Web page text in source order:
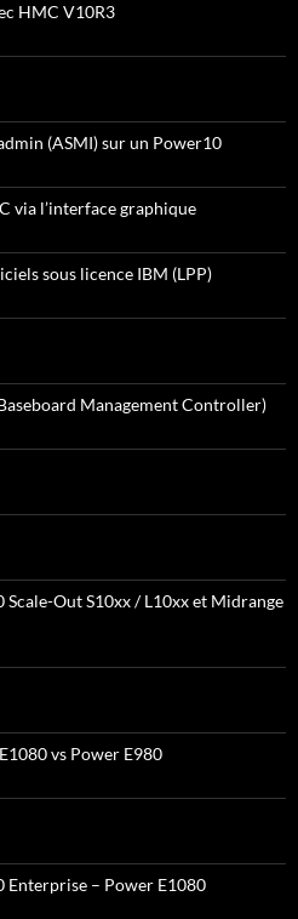
HMC V10R3
(ASMI) sur un Power10
via l’interface graphique
sous licence IBM (LPP)
Management Controller)
Out S10xx / L10xx et Midrange
vs Power E980
Enterprise – Power E1080